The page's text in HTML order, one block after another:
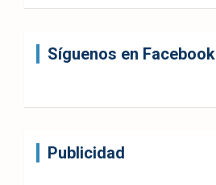
Síguenos en Facebook
Publicidad